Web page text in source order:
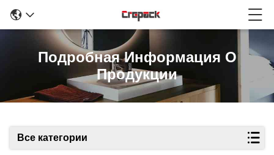
Подробная Информация О
Продукции
Все категории